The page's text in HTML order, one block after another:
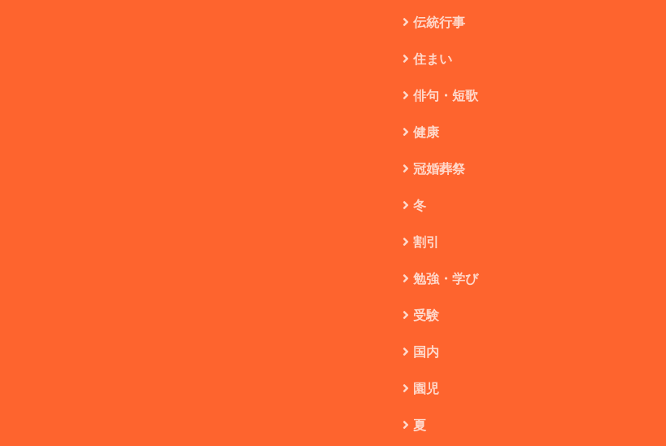
伝統行事
住まい
俳句・短歌
健康
冠婚葬祭
冬
割引
勉強・学び
受験
国内
園児
夏